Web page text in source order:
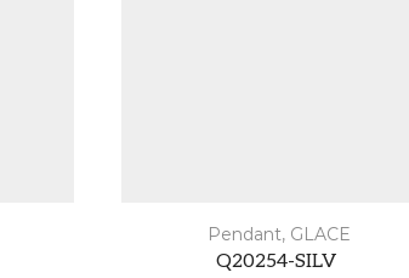
Pendant, GLACE
Q20254-SILV